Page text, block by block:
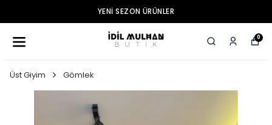
YENI SEZON ÜRÜNLER
0
Üst Giyim Gömlek